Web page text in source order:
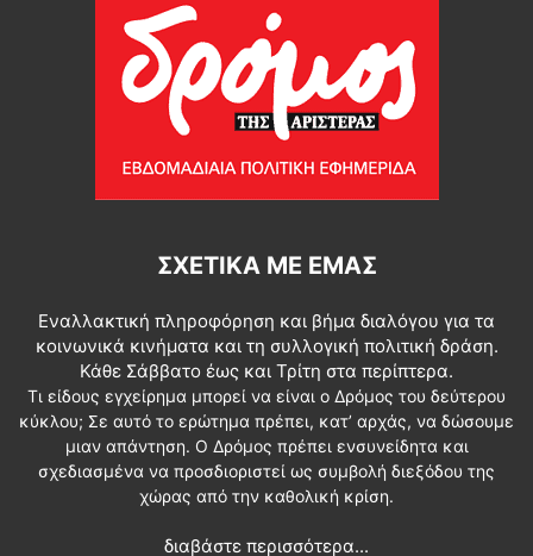
ΣΧΕΤΙΚΆ ΜΕ ΕΜΆΣ
Εναλλακτική πληροφόρηση και βήμα διαλόγου για τα
κοινωνικά κινήματα και τη συλλογική πολιτική δράση.
Κάθε Σάββατο έως και Τρίτη στα περίπτερα.
Τι είδους εγχείρημα μπορεί να είναι ο Δρόμος του δεύτερου
κύκλου; Σε αυτό το ερώτημα πρέπει, κατ’ αρχάς, να δώσουμε
μιαν απάντηση. Ο Δρόμος πρέπει ενσυνείδητα και
σχεδιασμένα να προσδιοριστεί ως συμβολή διεξόδου της
χώρας από την καθολική κρίση.
διαβάστε περισσότερα...